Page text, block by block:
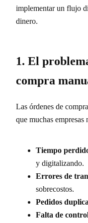
implementar un flujo
dinero.
1. El
compra
Las órdenes de
que muchas empresas
Tiempo
y digitalizando.
Errores de
sobrecostos.
Pedidos
Falta de